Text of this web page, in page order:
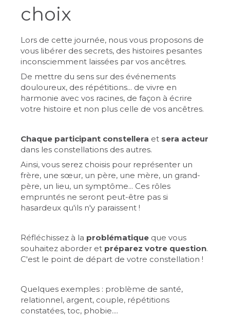
choix
Lors de cette journée, nous vous proposons de
vous libérer des secrets, des histoires pesantes
inconsciemment laissées par vos ancêtres.
De mettre du sens sur des événements
douloureux, des répétitions... de vivre en
harmonie avec vos racines, de façon à écrire
votre histoire et non plus celle de vos ancêtres.
Chaque participant constellera et sera acteur
dans les constellations des autres.
Ainsi, vous serez choisis pour représenter un
frère, une sœur, un père, une mère, un grand-
père, un lieu, un symptôme... Ces rôles
empruntés ne seront peut-être pas si
hasardeux qu'ils n'y paraissent !
Réfléchissez à la problématique que vous
souhaitez aborder et préparez votre question.
C'est le point de départ de votre constellation !
Quelques exemples : problème de santé,
relationnel, argent, couple, répétitions
constatées, toc, phobie....